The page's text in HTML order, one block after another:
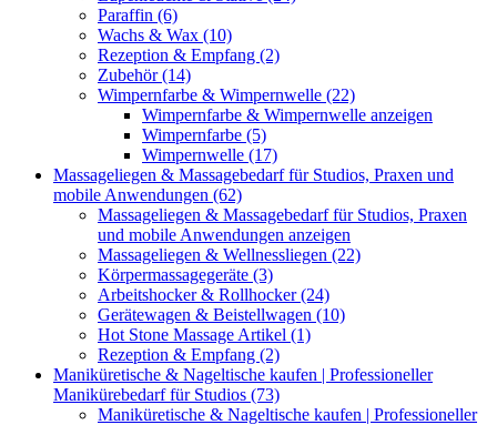
Paraffin (6)
Wachs & Wax (10)
Rezeption & Empfang (2)
Zubehör (14)
Wimpernfarbe & Wimpernwelle (22)
Wimpernfarbe & Wimpernwelle anzeigen
Wimpernfarbe (5)
Wimpernwelle (17)
Massageliegen & Massagebedarf für Studios, Praxen und
mobile Anwendungen (62)
Massageliegen & Massagebedarf für Studios, Praxen
und mobile Anwendungen anzeigen
Massageliegen & Wellnessliegen (22)
Körpermassagegeräte (3)
Arbeitshocker & Rollhocker (24)
Gerätewagen & Beistellwagen (10)
Hot Stone Massage Artikel (1)
Rezeption & Empfang (2)
Maniküretische & Nageltische kaufen | Professioneller
Manikürebedarf für Studios (73)
Maniküretische & Nageltische kaufen | Professioneller